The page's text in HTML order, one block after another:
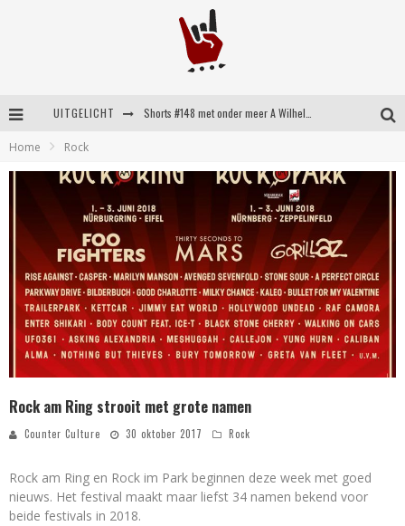
UITGELICHT
Shorts #149 met onder meer No Cure, Eva Under Fire, The Hu en Sleeping With Sirens
Home Rock
Rock am Ring strooit met grote namen
Counter Culture 30 oktober 2017 Rock
Rock am Ring en Rock im Park beginnen deze week met goed
nieuws. Het festival maakt maar liefst 34 namen bekend voor
beide festivals in 2018.